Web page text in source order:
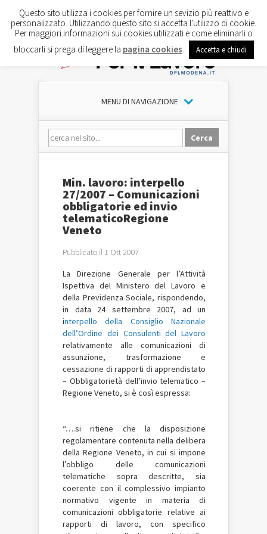
MENU DI NAVIGAZIONE
Min. lavoro: interpello
27/2007 – Comunicazioni
obbligatorie ed invio
telematicoRegione
Veneto
Pubblicato il 1 Ott 2007
La Direzione Generale per l’Attività
Ispettiva del Ministero del Lavoro e
della Previdenza Sociale, rispondendo,
in data 24 settembre 2007, ad un
interpello della Consiglio Nazionale
dell’Ordine dei Consulenti del Lavoro
relativamente alle comunicazioni di
assunzione, trasformazione e
cessazione di rapporti di apprendistato
– Obbligatorietà dell’invio telematico –
Regione Veneto, si è così espressa:
“….si ritiene che la disposizione
regolamentare contenuta nella delibera
della Regione Veneto, in cui si impone
l’obbligo delle comunicazioni
telematiche sopra descritte, sia
coerente con il complessivo impianto
normativo vigente in materia di
comunicazioni obbligatorie relative ai
rapporti di lavoro, con specifico
Questo sito utilizza i cookies per fornire un sevizio più reattivo e
personalizzato. Utilizzando questo sito si accetta l'utilizzo di cookie.
Per maggiori informazioni sui cookies utilizzati e come eliminarli o
bloccarli si prega di leggere la pagina cookies Accetta e chiudi